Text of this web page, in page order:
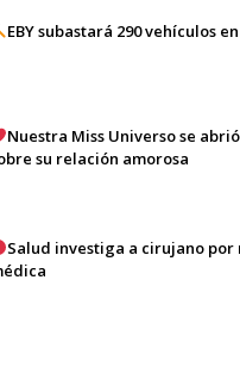
EBY subastará 290 vehículos
Nuestra Miss Universo se
su relación amorosa
Salud investiga a cirujano